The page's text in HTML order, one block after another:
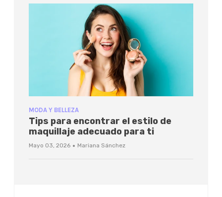
MODA Y BELLEZA
Tips para encontrar el estilo de
maquillaje adecuado para ti
Mayo 03, 2026 · Mariana Sánchez